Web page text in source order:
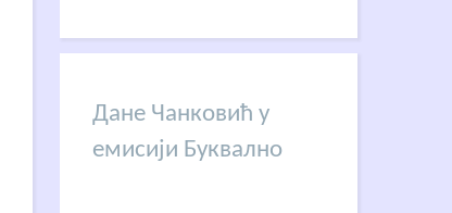
Дане Чанковић у
емисији Буквално